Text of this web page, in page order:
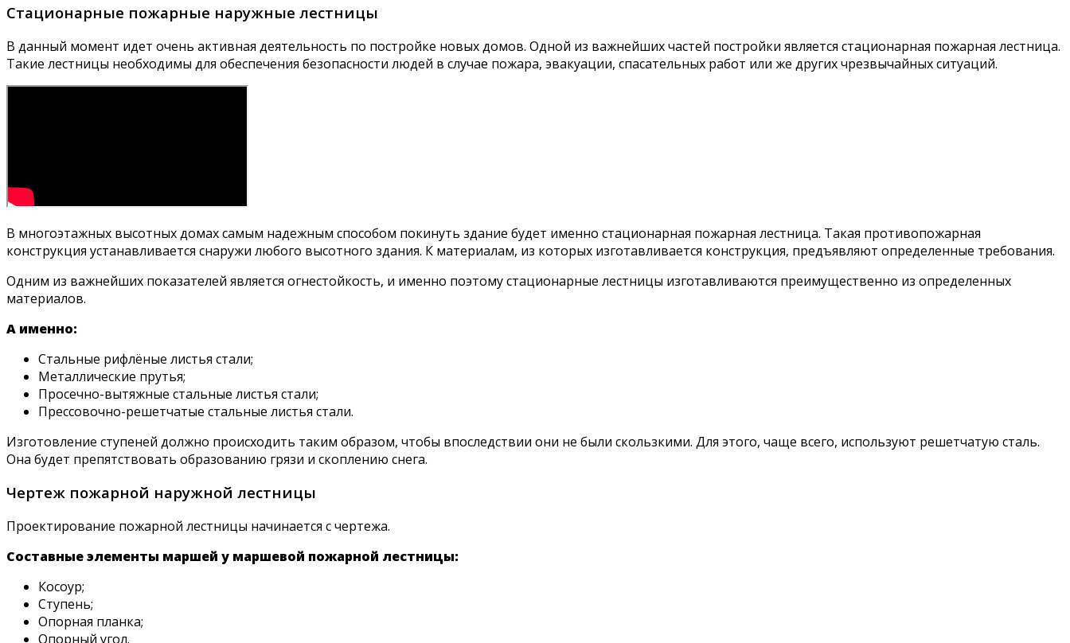
Стационарные пожарные наружные лестницы
В данный момент идет очень активная деятельность по постройке новых домов. Одной из важнейших частей постройки является стационарная пожарная лестница.
Такие лестницы необходимы для обеспечения безопасности людей в случае пожара, эвакуации, спасательных работ или же других чрезвычайных ситуаций.
В многоэтажных высотных домах самым надежным способом покинуть здание будет именно стационарная пожарная лестница. Такая противопожарная
конструкция устанавливается снаружи любого высотного здания. К материалам, из которых изготавливается конструкция, предъявляют определенные требования.
Одним из важнейших показателей является огнестойкость, и именно поэтому стационарные лестницы изготавливаются преимущественно из определенных
материалов.
А именно:
Стальные рифлёные листья стали;
Металлические прутья;
Просечно-вытяжные стальные листья стали;
Прессовочно-решетчатые стальные листья стали.
Изготовление ступеней должно происходить таким образом, чтобы впоследствии они не были скользкими. Для этого, чаще всего, используют решетчатую сталь.
Она будет препятствовать образованию грязи и скоплению снега.
Чертеж пожарной наружной лестницы
Проектирование пожарной лестницы начинается с чертежа.
Составные элементы маршей у маршевой пожарной лестницы:
Косоур;
Ступень;
Опорная планка;
Опорный угол.